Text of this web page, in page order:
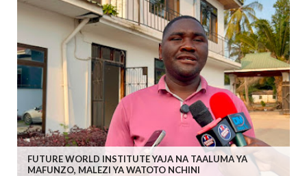
FUTURE WORLD INSTITUTE YAJA NA TAALUMA YA
MAFUNZO, MALEZI YA WATOTO NCHINI